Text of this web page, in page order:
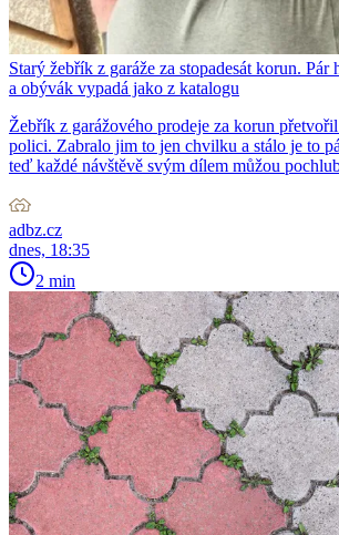
Starý žebřík z garáže za stopadesát korun. Pár
a obývák vypadá jako z katalogu
Žebřík z garážového prodeje za korun
polici. Zabralo jim to jen chvilku a stálo je to
teď každé návštěvě svým dílem můžou
adbz.cz
dnes, 18:35
2 min